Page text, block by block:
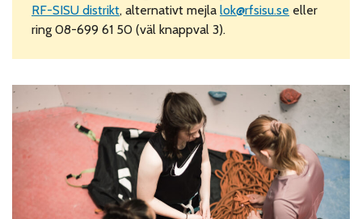
RF-SISU distrikt, alternativt mejlalok@rfsisu.se eller
ring 08-699 61 50 (väl knappval 3).